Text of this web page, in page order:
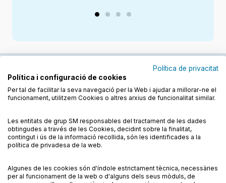
Condicions de compra
Condicions d’ús
Política de privacitat
Política i configuració de cookies
Per tal de facilitar la seva navegació per la Web i ajudar a millorar-ne el
funcionament, utilitzem Cookies o altres arxius de funcionalitat similar.
Les entitats de grup SM responsables del tractament de les dades
obtingudes a través de les Cookies, decidint sobre la finalitat,
contingut i ús de la informació recollida, són les identificades a la
política de privadesa de la web.
Algunes de les cookies són d'índole estrictament tècnica, necessàries
per al funcionament de la web o d'alguns dels seus mòduls, de